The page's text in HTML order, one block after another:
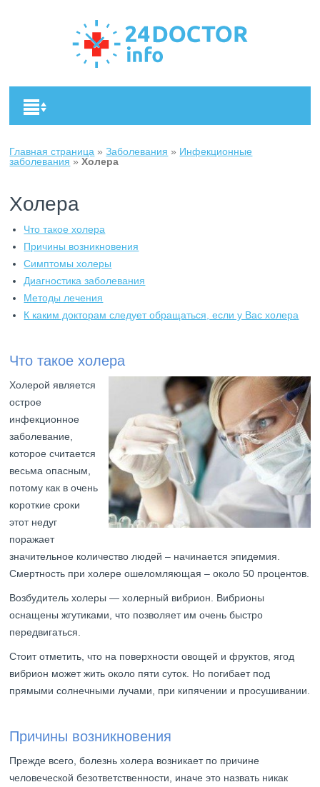
Главная страница »Заболевания » Инфекционные
заболевания »Холера
Холера
Что такое холера
Причины возникновения
Симптомы холеры
Диагностика заболевания
Методы лечения
К каким докторам следует обращаться, если у Вас холера
Что такое холера
Холерой является
острое
инфекционное
заболевание,
которое считается
весьма опасным,
потому как в очень
короткие сроки
этот недуг
поражает
значительное количество людей – начинается эпидемия.
Смертность при холере ошеломляющая – около 50 процентов.
Возбудитель холеры — холерный вибрион. Вибрионы
оснащены жгутиками, что позволяет им очень быстро
передвигаться.
Стоит отметить, что на поверхности овощей и фруктов, ягод
вибрион может жить около пяти суток. Но погибает под
прямыми солнечными лучами, при кипячении и просушивании.
Причины возникновения
Прежде всего, болезнь холера возникает по причине
человеческой безответственности, иначе это назвать никак